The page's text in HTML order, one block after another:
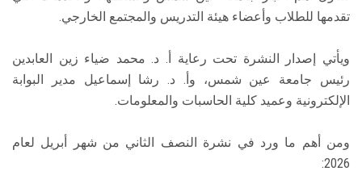
تقدمها للطلاب وأعضاء هيئة التدريس والمجتمع الخارجي.
ويأتي إصدار النشرة تحت رعاية أ. د. محمد ضياء زين العابدين
رئيس جامعة عين شمس، وأ. د. رشا إسماعيل مدير البوابة
الإلكترونية وعميد كلية الحاسبات والمعلومات.
ومن أهم ما ورد في نشرة النصف الثاني من شهر أبريل لعام
2026: